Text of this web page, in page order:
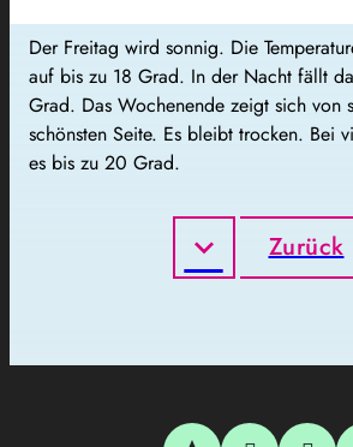
Der Freitag wird sonnig. Die
auf bis zu 18 Grad. In der Nacht fällt
Grad. Das Wochenende zeigt sich von
schönsten Seite. Es bleibt trocken. Bei
es bis zu 20 Grad.
Zurück